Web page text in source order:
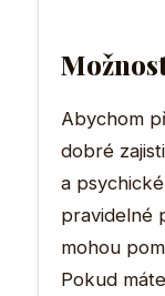
Abychom
dobré
a
pravidelné
mohou
Pokud